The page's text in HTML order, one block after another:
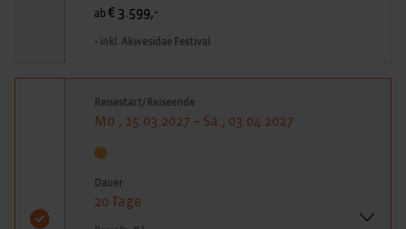
ab € 3.599,-
• inkl. Akwesidae Festival
Reisestart/Reiseende
Mo., 15.03.2027 – Sa., 03.04.2027
Dauer
20 Tage